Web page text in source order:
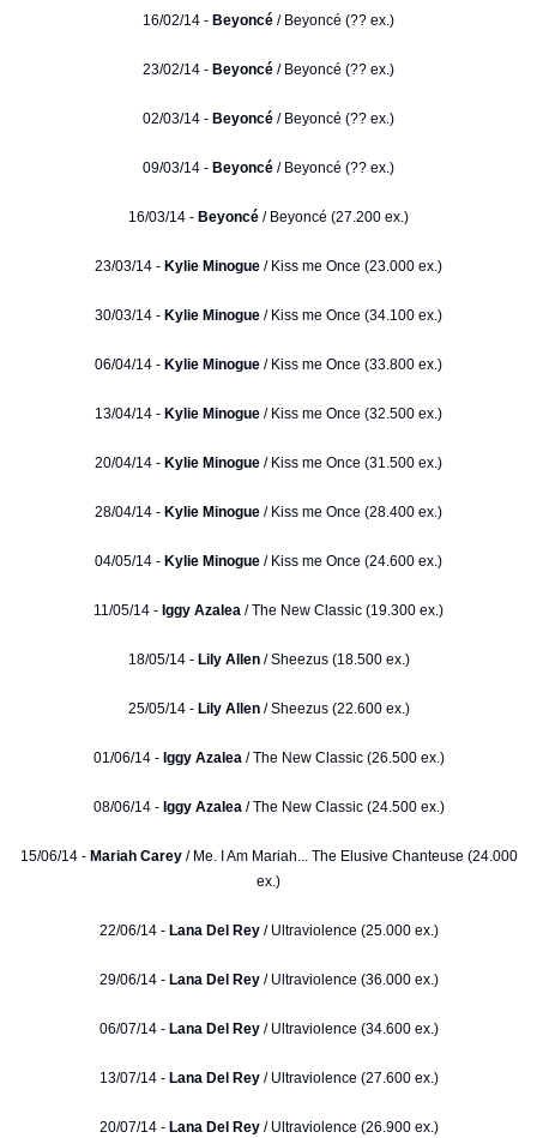
16/02/14 - Beyoncé / Beyoncé (?? ex.)
23/02/14 - Beyoncé / Beyoncé (?? ex.)
02/03/14 - Beyoncé / Beyoncé (?? ex.)
09/03/14 - Beyoncé / Beyoncé (?? ex.)
16/03/14 - Beyoncé / Beyoncé (27.200 ex.)
23/03/14 - Kylie Minogue / Kiss me Once (23.000 ex.)
30/03/14 - Kylie Minogue / Kiss me Once (34.100 ex.)
06/04/14 - Kylie Minogue / Kiss me Once (33.800 ex.)
13/04/14 - Kylie Minogue / Kiss me Once (32.500 ex.)
20/04/14 - Kylie Minogue / Kiss me Once (31.500 ex.)
28/04/14 - Kylie Minogue / Kiss me Once (28.400 ex.)
04/05/14 - Kylie Minogue / Kiss me Once (24.600 ex.)
11/05/14 - Iggy Azalea / The New Classic (19.300 ex.)
18/05/14 - Lily Allen/ Sheezus (18.500 ex.)
25/05/14 - Lily Allen/ Sheezus (22.600 ex.)
01/06/14 - Iggy Azalea/ The New Classic (26.500 ex.)
08/06/14 - Iggy Azalea/ The New Classic (24.500 ex.)
15/06/14 - Mariah Carey/ Me. I Am Mariah... The Elusive Chanteuse (24.000
ex.)
22/06/14 - Lana Del Rey/ Ultraviolence (25.000 ex.)
29/06/14 - Lana Del Rey / Ultraviolence (36.000 ex.)
06/07/14 - Lana Del Rey/ Ultraviolence (34.600 ex.)
13/07/14 -Lana Del Rey / Ultraviolence (27.600 ex.)
20/07/14 -Lana Del Rey/ Ultraviolence (26.900 ex.)